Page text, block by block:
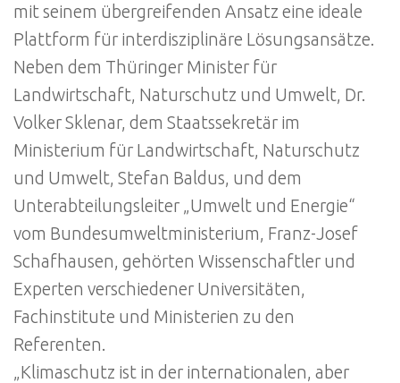
mit seinem übergreifenden Ansatz eine ideale
Plattform für interdisziplinäre Lösungsansätze.
Neben dem Thüringer Minister für
Landwirtschaft, Naturschutz und Umwelt, Dr.
Volker Sklenar, dem Staatssekretär im
Ministerium für Landwirtschaft, Naturschutz
und Umwelt, Stefan Baldus, und dem
Unterabteilungsleiter „Umwelt und Energie“
vom Bundesumweltministerium, Franz-Josef
Schafhausen, gehörten Wissenschaftler und
Experten verschiedener Universitäten,
Fachinstitute und Ministerien zu den
Referenten.
„Klimaschutz ist in der internationalen, aber